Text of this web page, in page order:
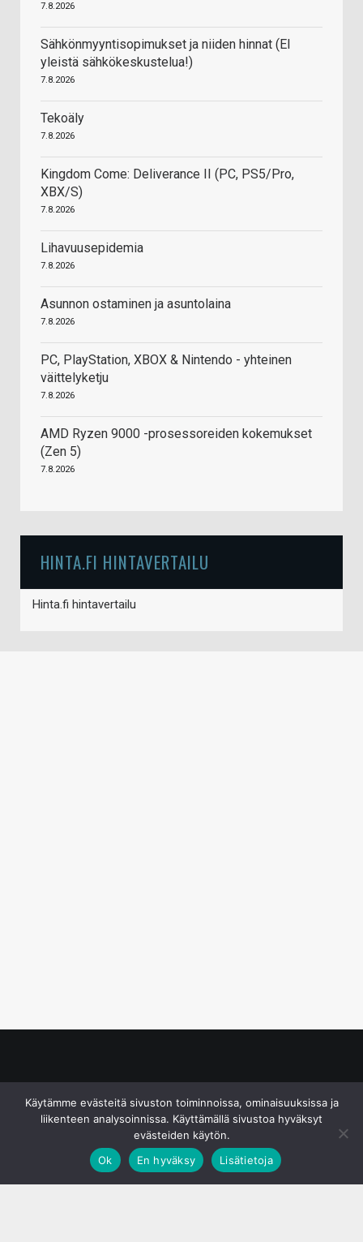
7.8.2026
Sähkönmyyntisopimukset ja niiden hinnat (EI
yleistä sähkökeskustelua!)
7.8.2026
Tekoäly
7.8.2026
Kingdom Come: Deliverance II (PC, PS5/Pro,
XBX/S)
7.8.2026
Lihavuusepidemia
7.8.2026
Asunnon ostaminen ja asuntolaina
7.8.2026
PC, PlayStation, XBOX & Nintendo - yhteinen
väittelyketju
7.8.2026
AMD Ryzen 9000 -prosessoreiden kokemukset
(Zen 5)
7.8.2026
HINTA.FI HINTAVERTAILU
Hinta.fi hintavertailu
Käytämme evästeitä sivuston toiminnoissa, ominaisuuksissa ja
liikenteen analysoinnissa. Käyttämällä sivustoa hyväksyt
evästeiden käytön.
Ok
En hyväksy Lisätietoja